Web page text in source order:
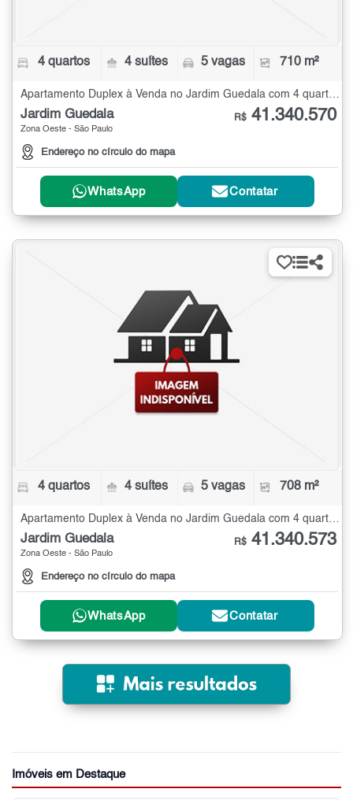
4 quartos 4 suítes 5 vagas 710 m²
Jardim Guedala
Zona Oeste - São Paulo
Endereço no círculo do mapa
R$ 41.340.570
WhatsApp Contatar
4 quartos 4 suítes 5 vagas 708 m²
Apartamento Duplex à Venda no Jardim Guedala com 4 quartos - 708 m²
Jardim Guedala
Zona Oeste - São Paulo
Endereço no círculo do mapa
R$ 41.340.573
WhatsApp Contatar
Imóveis em Destaque